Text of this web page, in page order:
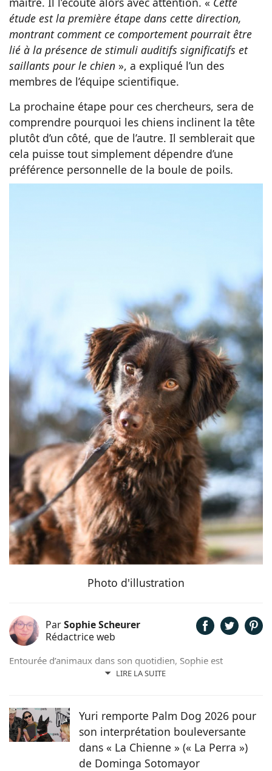
étude est la première étape dans cette direction,
montrant comment ce comportement pourrait être
lié à la présence de stimuli auditifs significatifs et
saillants pour le chien », a expliqué l’un des
membres de l’équipe scientifique.
La prochaine étape pour ces chercheurs, sera de
comprendre pourquoi les chiens inclinent la tête
plutôt d’un côté, que de l’autre. Il semblerait que
cela puisse tout simplement dépendre d’une
préférence personnelle de la boule de poils.
Photo d'illustration
ParSophie Scheurer
Rédactrice web
LIRE LA SUITE
Entourée d’animaux dans son quotidien, Sophie est
également passionnée de mots. Son amour pour les
précaire. Maya la croisée Labrador-Border Collie a été
retrouvée errante par la SPA et Hatchi, le chien Arbi, a été
sauvé de Tunisie. À ses yeux, ses 2 chiens, son chat et ses
lapins font partie intégrante de sa vie et de sa famille ! C’est
donc sans hésiter qu’elle a décidé de mettre sa plume au
Yuri remporte Palm Dog 2026 pour
son interprétation bouleversante
dans « La Chienne » (« La Perra »)
de Dominga Sotomayor